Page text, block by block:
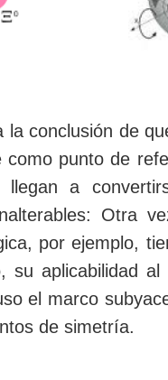
la conclusión de
como punto de
a
Otra
por ejemplo,
su aplicabilidad
el marco
de simetría.